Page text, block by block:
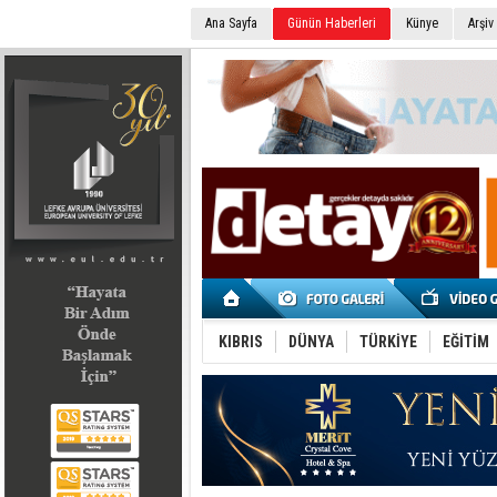
Ana Sayfa Günün Haberleri Künye Arşiv
KIBRIS DÜNYA TÜRKİYE EĞİTİM